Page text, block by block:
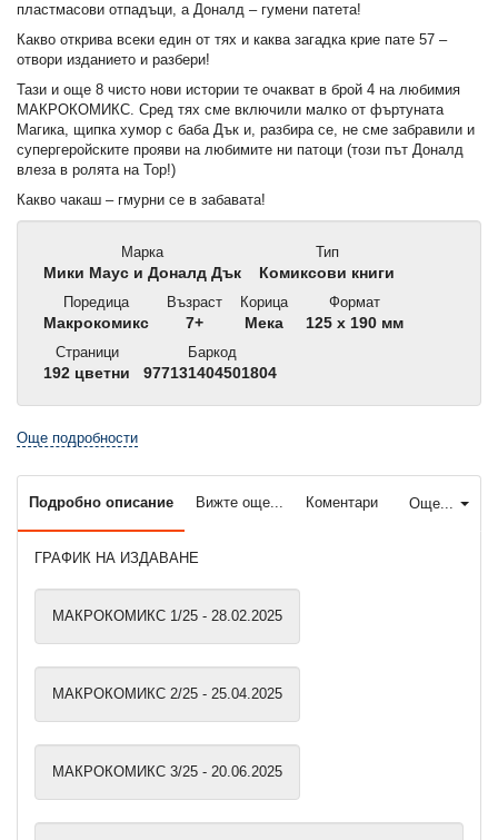
пластмасови отпадъци, а Доналд – гумени патета!
Какво открива всеки един от тях и каква загадка крие пате 57 –
отвори изданието и разбери!
Тази и още 8 чисто нови истории те очакват в брой 4 на любимия
МАКРОКОМИКС. Сред тях сме включили малко от фъртуната
Магика, щипка хумор с баба Дък и, разбира се, не сме забравили и
супергеройските прояви на любимите ни патоци (този път Доналд
влеза в ролята на Тор!)
Какво чакаш – гмурни се в забавата!
Марка
Мики Маус и Доналд Дък
Тип
Комиксови книги
Поредица
Макрокомикс
Възраст
7+
Корица
Мека
Формат
125 x 190 мм
Страници
192 цветни
Баркод
977131404501804
Още подробности
Още...
Подробно описание Вижте още... Коментари
ГРАФИК НА ИЗДАВАНЕ
МАКРОКОМИКС 1/25 - 28.02.2025
МАКРОКОМИКС 2/25 - 25.04.2025
МАКРОКОМИКС 3/25 - 20.06.2025